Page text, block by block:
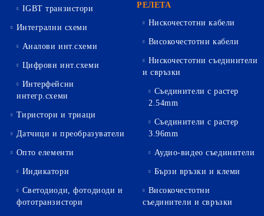
IGBT транзистори
Интегрални схеми
Аналови инт.схеми
Цифрови инт.схеми
Интерфейсни
интегр.схеми
Тиристори и триаци
Датчици и преобразуватели
Опто елементи
Индикатори
Светодиоди, фотодиоди и
фототранзистори
РЕЛЕТА
Нискочестотни кабели
Високочестотни кабели
Нискочестотни съединители
и свръзки
Съединители с растер
2.54mm
Съединители с растер
3.96mm
Аудио-видео съединители
Бързи връзки и клеми
Високочестотни
съединители и свръзки